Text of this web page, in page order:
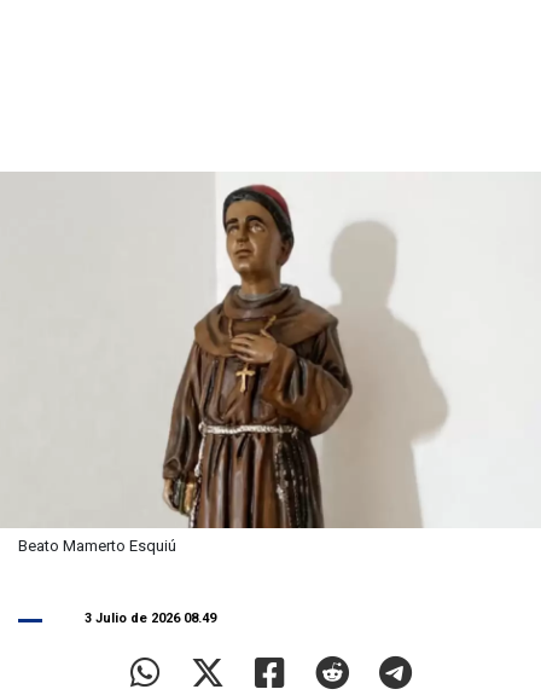
Beato Mamerto Esquiú
3 Julio de 2026 08.49